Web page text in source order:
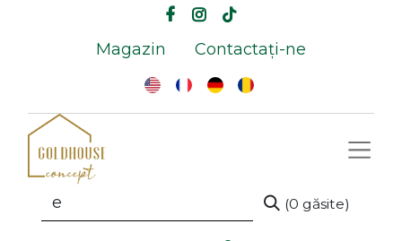
Magazin Contactați-ne
(0 găsite)